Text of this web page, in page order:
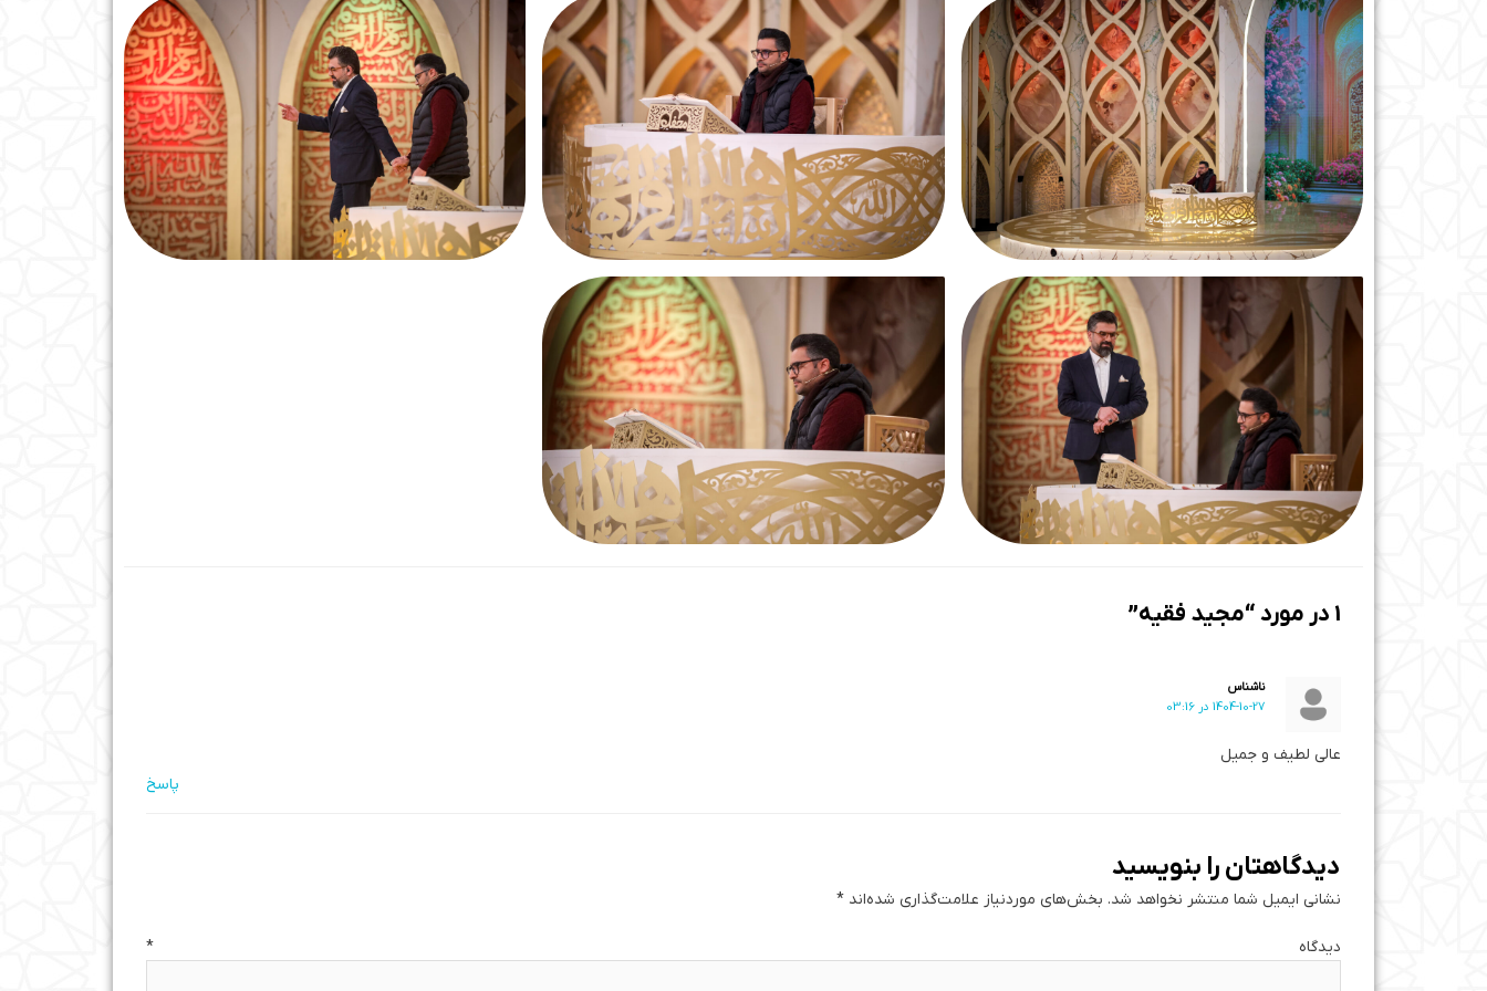
1 در مورد “مجید فقیه”
ناشناس
1404-10-27 در 03:16
عالی لطیف و جمیل
پاسخ
دیدگاهتان را بنویسید
نشانی ایمیل شما منتشر نخواهد شد. بخش‌های موردنیاز علامت‌گذاری شده‌اند *
دیدگاه *